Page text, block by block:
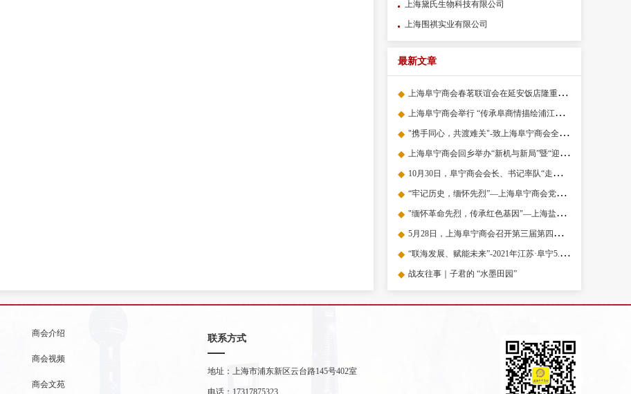
上海黛氏生物科技有限公司
上海围祺实业有限公司
最新文章
上海阜宁商会春茗联谊会在延安饭店隆重举行
上海阜宁商会举行 “传承阜商情描绘浦江新梦想” 交流联谊会
"携手同心，共渡难关"-致上海阜宁商会全体会员、老乡及家属的慰问信
上海阜宁商会回乡举办“新机与新局”暨“迎新春联谊会”
10月30日，阜宁商会会长、书记率队“走访会员，考察企业，共叙乡情”
“牢记历史，缅怀先烈”—上海阜宁商会党总支庆祝建党百年“红色之旅”茅山之行
"缅怀革命先烈，传承红色基因"—上海盐城商会党委庆祝建党百年暨七一表彰活动在茅山举行
5月28日，上海阜宁商会召开第三届第四次会议
“联海发展、赋能未来”-2021年江苏·阜宁5.18经济贸易洽谈会隆重举行
战友往事｜子君的 “水墨田园”
商会介绍
商会视频
商会文苑
联系方式
地址：上海市浦东新区云台路145号402室
电话：17317875323